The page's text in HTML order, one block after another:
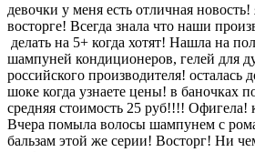
девочки у меня есть отличная новость!
восторге! Всегда знала что наши
делать на 5+ когда хотят! Нашла на
шампуней кондиционеров, гелей для
российского производителя! осталась
шоке когда узнаете цены! в баночках
средняя стоимость 25 руб!!!! Офигела!
Вчера помыла волосы шампунем с
бальзам этой же серии! Восторг! Ни